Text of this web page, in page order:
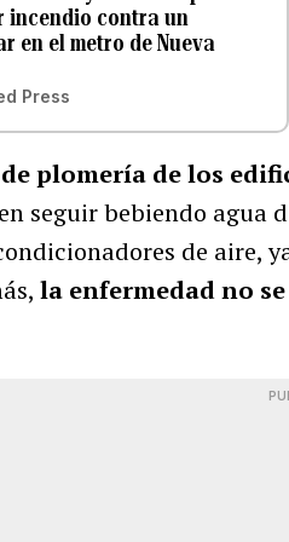
incendio contra un
en el metro de Nueva
Press
plomería de los
seguir bebiendo agua
de aire,
la enfermedad no